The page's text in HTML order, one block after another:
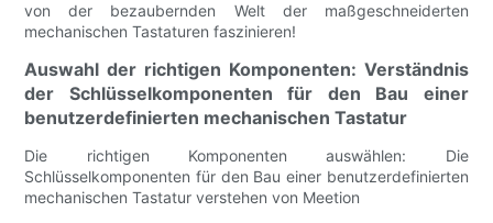
von der bezaubernden Welt der maßgeschneiderten
mechanischen Tastaturen faszinieren!
Auswahl der richtigen Komponenten: Verständnis
der Schlüsselkomponenten für den Bau einer
benutzerdefinierten mechanischen Tastatur
Die richtigen Komponenten auswählen: Die
Schlüsselkomponenten für den Bau einer benutzerdefinierten
mechanischen Tastatur verstehen von Meetion